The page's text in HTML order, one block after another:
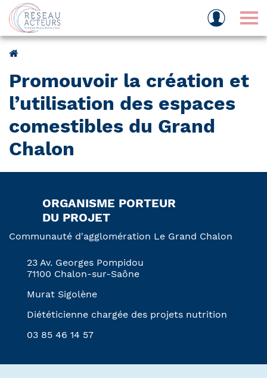
Promouvoir la création et
l’utilisation des espaces
comestibles du Grand
Chalon
ORGANISME PORTEUR
DU PROJET
Communauté d'agglomération Le Grand Chalon
23 Av. Georges Pompidou
71100 Chalon-sur-Saône
Murat Sigolène
Diététicienne chargée des projets nutrition
03 85 46 14 57